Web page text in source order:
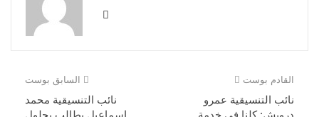
السابق بوست
نائب التنسيقية محمد
القادم بوست
نائب التنسيقية عمرو